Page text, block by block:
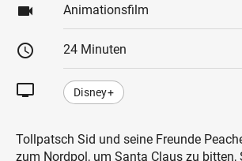
videocam Animationsfilm
schedule 24 Minuten
tv Disney+
Tollpatsch Sid und seine Freunde
zum Nordpol, um Santa Claus zu